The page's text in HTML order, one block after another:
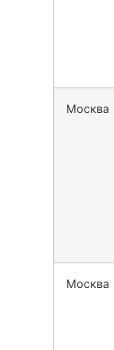
Москва
Москва